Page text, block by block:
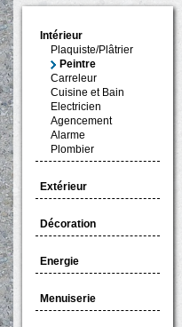
Intérieur
Plaquiste/Plâtrier
Peintre
Carreleur
Cuisine et Bain
Electricien
Agencement
Alarme
Plombier
Extérieur
Décoration
Energie
Menuiserie